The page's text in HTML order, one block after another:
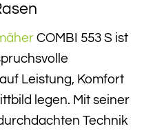
COMBI 553 S ist
Leistung, Komfort
legen. Mit seiner
Technik